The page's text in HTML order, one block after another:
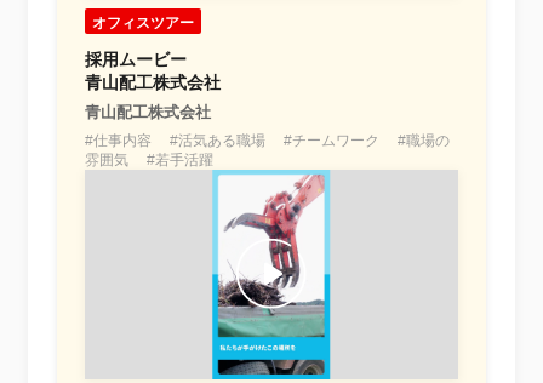
オフィスツアー
採用ムービー
青山配工株式会社
青山配工株式会社
#仕事内容 #活気ある職場 #チームワーク #職場の
雰囲気 #若手活躍